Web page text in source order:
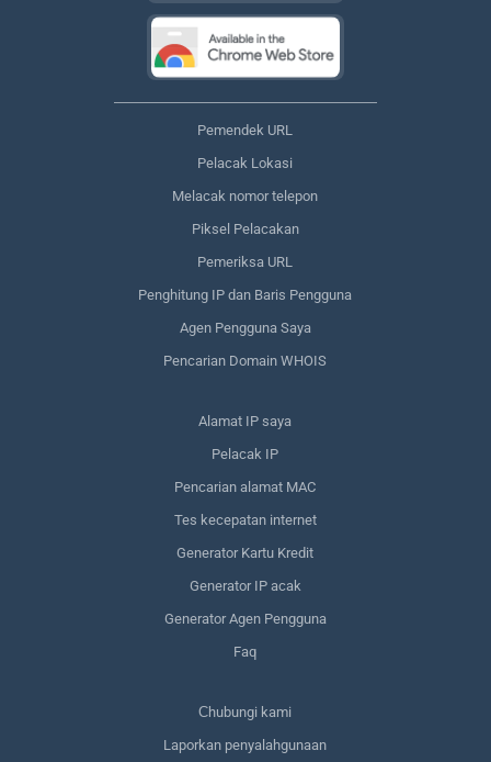
Pemendek URL
Pelacak Lokasi
Melacak nomor telepon
Piksel Pelacakan
Pemeriksa URL
Penghitung IP dan Baris Pengguna
Agen Pengguna Saya
Pencarian Domain WHOIS
Alamat IP saya
Pelacak IP
Pencarian alamat MAC
Tes kecepatan internet
Generator Kartu Kredit
Generator IP acak
Generator Agen Pengguna
Faq
Сhubungi kami
Laporkan penyalahgunaan